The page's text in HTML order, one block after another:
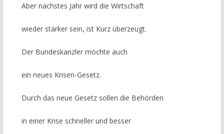
Aber nächstes Jahr wird die Wirtschaft
wieder stärker sein, ist Kurz überzeugt.
Der Bundeskanzler möchte auch
ein neues Krisen-Gesetz.
Durch das neue Gesetz sollen die Behörden
in einer Krise schneller und besser